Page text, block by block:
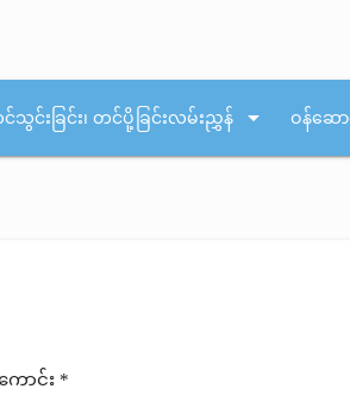
သွင်းခြင်း၊ တင်ပို့ခြင်းလမ်းညွှန် arrow_drop_down ဝန်ဆေ
ောင်း *